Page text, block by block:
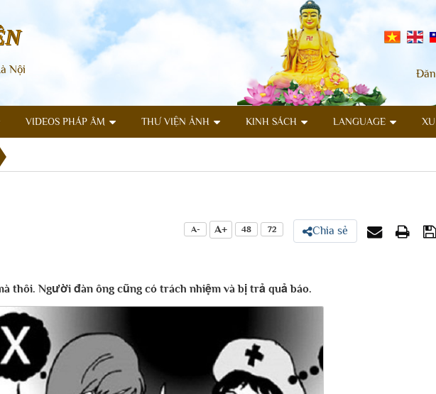
Nội
VIDEOS PHÁP ÂM THƯ VIỆN ẢNH KINH SÁCH LANGUAGE
A- A+ 48 72 Chia sẻ
thôi. Người đàn ông cũng có trách nhiệm và bị trả quả báo.